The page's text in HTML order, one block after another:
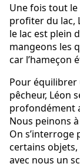
Une fois tout
profiter du lac,
le lac est plein
mangeons les
car l’hameçon
Pour équilibrer
pêcheur, Léon
profondément
Nous peinons
On
certains objets,
avec nous un